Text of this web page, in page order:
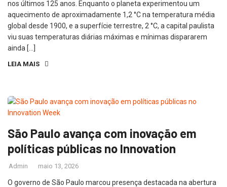
nos últimos 125 anos. Enquanto o planeta experimentou um
aquecimento de aproximadamente 1,2 °C na temperatura média
global desde 1900, e a superfície terrestre, 2 °C, a capital paulista
viu suas temperaturas diárias máximas e mínimas dispararem
ainda […]
LEIA MAIS
São Paulo avança com inovação em
políticas públicas no Innovation
Admin maio 13, 2026
O governo de São Paulo marcou presença destacada na abertura